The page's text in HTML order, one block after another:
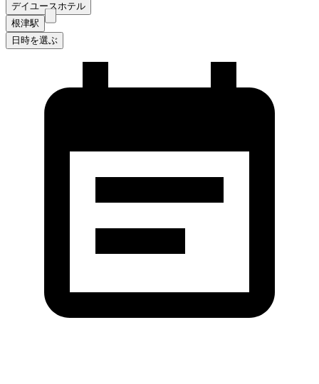
デイユースホテル
根津駅
日時を選ぶ